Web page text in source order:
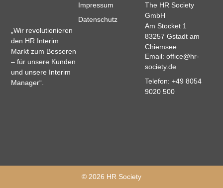
„Wir revolutionieren
den HR Interim
Markt zum Besseren
– für unsere Kunden
und unsere Interim
Manager“.
Impressum
Datenschutz
The HR Society
GmbH
Am Stocket 1
83257 Gstadt am
Chiemsee
Email: office@hr-
society.de
Telefon: +49 8054
9020 500
© 2026 HR Society